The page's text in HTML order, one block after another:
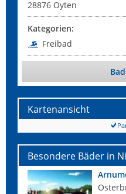
28876 Oyten
Kategorien:
Freibad
Kartenansicht
Besondere Bäder in